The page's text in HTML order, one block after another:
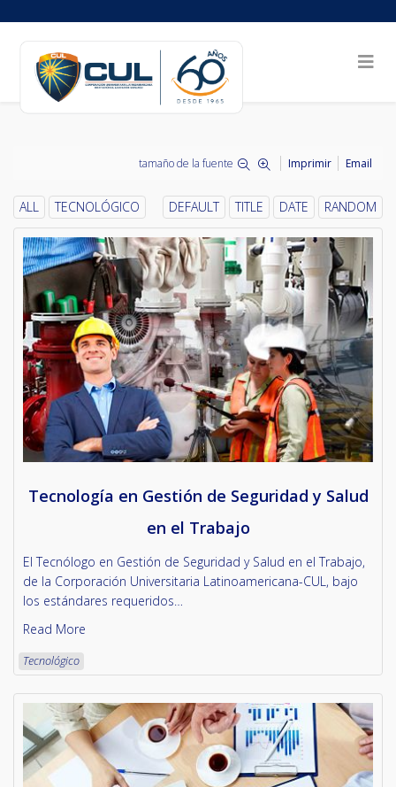
tamaño de la fuente Imprimir Email
ALL TECNOLÓGICO DEFAULT TITLE DATE RANDOM
Tecnología en Gestión de Seguridad y Salud
en el Trabajo
El Tecnólogo en Gestión de Seguridad y Salud en el Trabajo,
de la Corporación Universitaria Latinoamericana-CUL, bajo
los estándares requeridos…
Read More
Tecnológico